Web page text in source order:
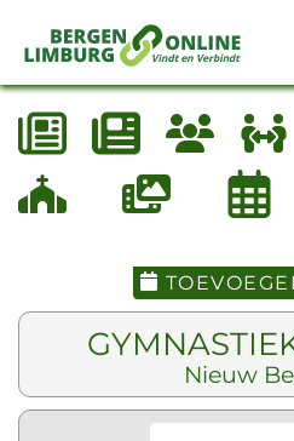
Terug naar hoofdinhoud
Nieuw